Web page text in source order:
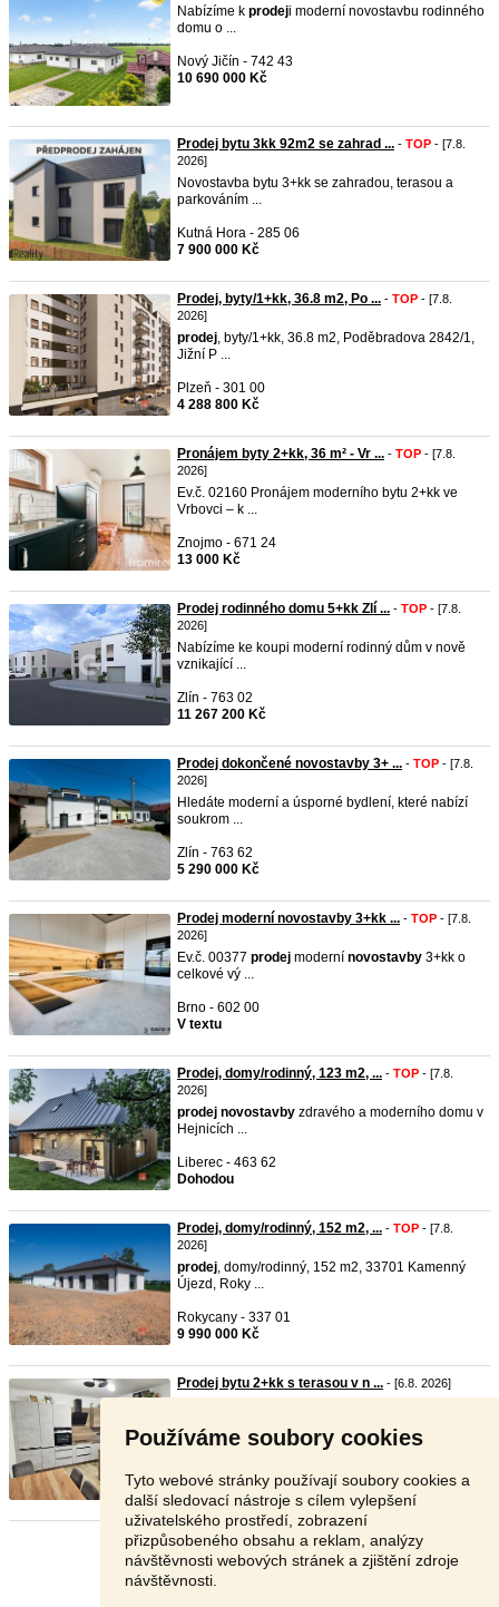
Používáme soubory cookies
Tyto webové stránky používají soubory cookies a
další sledovací nástroje s cílem vylepšení
uživatelského prostředí, zobrazení
přizpůsobeného obsahu a reklam, analýzy
návštěvnosti webových stránek a zjištění zdroje
návštěvnosti.
Nabízíme k prodeji moderní novostavbu rodinného
domu o ...
Nový Jičín - 742 43
10 690 000 Kč
Prodej bytu 3kk 92m2 se zahrad ... - TOP - [7.8.
2026]
Novostavba bytu 3+kk se zahradou, terasou a
parkováním ...
Kutná Hora - 285 06
7 900 000 Kč
Prodej, byty/1+kk, 36.8 m2, Po ... - TOP - [7.8.
2026]
prodej, byty/1+kk, 36.8 m2, Poděbradova 2842/1,
Jižní P ...
Plzeň - 301 00
4 288 800 Kč
Pronájem byty 2+kk, 36 m² - Vr ... - TOP - [7.8.
2026]
Ev.č. 02160 Pronájem moderního bytu 2+kk ve
Vrbovci – k ...
Znojmo - 671 24
13 000 Kč
Prodej rodinného domu 5+kk Zlí ... - TOP - [7.8.
2026]
Nabízíme ke koupi moderní rodinný dům v nově
vznikající ...
Zlín - 763 02
11 267 200 Kč
Prodej dokončené novostavby 3+ ... - TOP - [7.8.
2026]
Hledáte moderní a úsporné bydlení, které nabízí
soukrom ...
Zlín - 763 62
5 290 000 Kč
Prodej moderní novostavby 3+kk ... - TOP - [7.8.
2026]
Ev.č. 00377 prodej moderní novostavby 3+kk o
celkové vý ...
Brno - 602 00
V textu
Prodej, domy/rodinný, 123 m2, ... - TOP - [7.8.
2026]
prodej novostavby zdravého a moderního domu v
Hejnicích ...
Liberec - 463 62
Dohodou
Prodej, domy/rodinný, 152 m2, ... - TOP - [7.8.
2026]
prodej, domy/rodinný, 152 m2, 33701 Kamenný
Újezd, Roky ...
Rokycany - 337 01
9 990 000 Kč
Prodej bytu 2+kk s terasou v n ... - [6.8. 2026]
6 990 000 Kč
Stránka: 1 2 3 Další